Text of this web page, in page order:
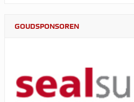
GOUDSPONSOREN